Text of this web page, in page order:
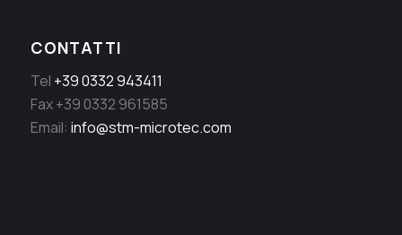
CONTATTI
Tel +39 0332 943411
Fax +39 0332 961585
Email: info@stm-microtec.com